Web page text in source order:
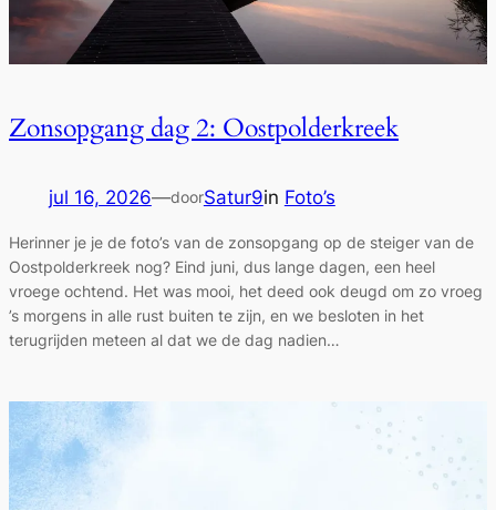
Zonsopgang dag 2: Oostpolderkreek
jul 16, 2026—doorSatur9in Foto’s
Herinner je je de foto’s van de zonsopgang op de steiger van de
Oostpolderkreek nog? Eind juni, dus lange dagen, een heel
vroege ochtend. Het was mooi, het deed ook deugd om zo vroeg
’s morgens in alle rust buiten te zijn, en we besloten in het
terugrijden meteen al dat we de dag nadien…